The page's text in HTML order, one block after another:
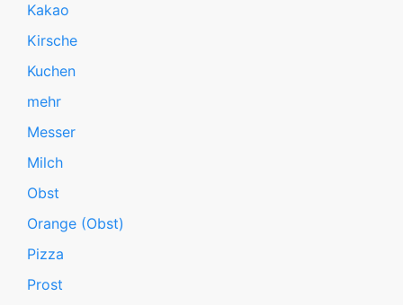
Kakao
Kirsche
Kuchen
mehr
Messer
Milch
Obst
Orange (Obst)
Pizza
Prost